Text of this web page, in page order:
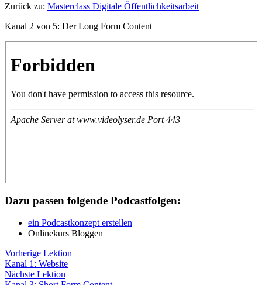
Zurück zu: Masterclass Digitale Öffentlichkeitsarbeit
Kanal 2 von 5: Der Long Form Content
Dazu passen folgende Podcastfolgen:
ein Podcastkonzept erstellen
Onlinekurs Bloggen
Vorherige Lektion
Kanal 1: Website
Lektion
Nächste Lektion